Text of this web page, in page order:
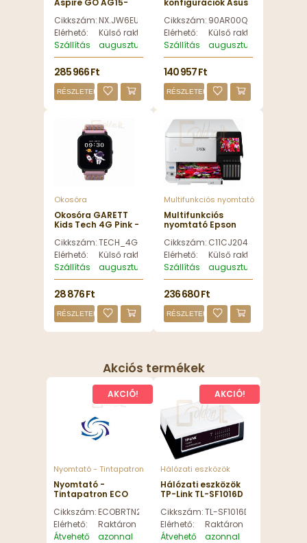
Aspire GO AG15-
Blue -
NX.JW6EU.00C
Cikkszám:NX.JW6EU.00C
Elérhető:
Külső raktáron
Szállítás
augusztus 12, szerda
285 966 Ft
RÉSZLETEK
konfigurációk Asus
RNUC15CRHI300002
Cyber Canyon (EU
Cord) - 90AR00Q2-
M00020
Cikkszám: 90AR00Q2-M00020
Elérhető:
Külső raktáron
Szállítás
augusztus 12, szerda
140 957 Ft
RÉSZLETEK
Okosóra
Okosóra GARETT
Kids Tech 4G Pink -
Cikkszám:TECH_4G_PNK_VEL
Elérhető:
Külső raktáron
Szállítás
augusztus 12, szerda
28 876 Ft
RÉSZLETEK
Multifunkciós nyomtató
Multifunkciós
nyomtató Epson
Wireless
Tintasugaras
Nyomtató/Másoló/Scanner
- C11CJ20402
Cikkszám: C11CJ20402
Elérhető:
Külső raktáron
Szállítás
augusztus 12, szerda
236 680 Ft
RÉSZLETEK
Akciós termékek
AKCIÓ!
Nyomtató - Tintapatron
Nyomtató -
Tintapatron ECO
ECO IP SAFE -
ECOBRTN2421IP
Cikkszám:ECOBRTN2421IP
Elérhető:
Raktáron
Átvehető
azonnal
AKCIÓ!
Hálózati eszközök
Hálózati eszközök
TP-Link TL-SF1016D
SF1016D
Cikkszám:TL-SF1016D
Elérhető:
Raktáron
Átvehető
azonnal